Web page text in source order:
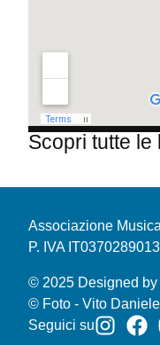
Scopri tutte le
Associazione
P. IVA
© 2025 Designed by
© Foto - Vito
Seguici su